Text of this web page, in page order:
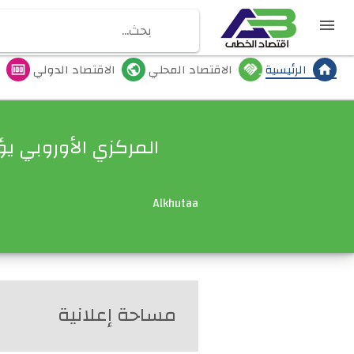

home الرئيسيةhandshake-o الاقتصاد المحلي public الاقتصاد الدولي money
المركزي
Alkhutaa
مساحة إعلانية